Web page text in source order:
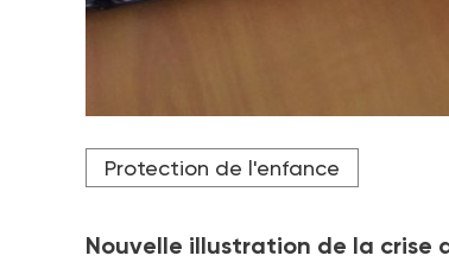
Crédit photo Sebastien SALOM-GOMIS / AFP
Protection de l'enfance
Nouvelle illustration de la crise